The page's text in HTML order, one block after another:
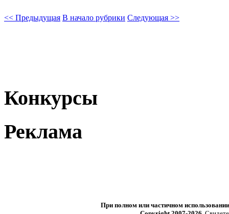
<< Предыдущая В начало рубрики Следующая >>
Конкурсы
Реклама
При полном или частичном